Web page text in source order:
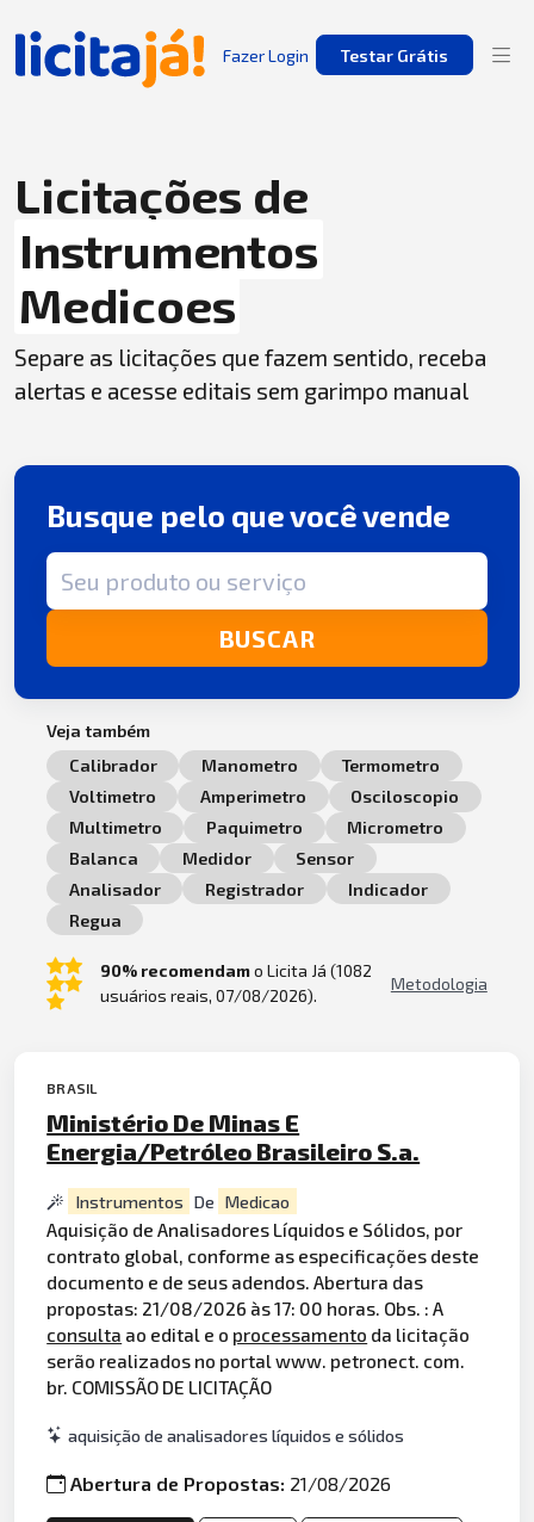
Fazer Login Testar Grátis
Licitações de
Instrumentos
Medicoes
Separe as licitações que fazem sentido, receba
alertas e acesse editais sem garimpo manual
Busque pelo que você vende
Termo de busca
BUSCAR
Veja também
Calibrador
Manometro
Termometro
Voltimetro
Amperimetro
Osciloscopio
Multimetro
Paquimetro
Micrometro
Balanca
Medidor
Sensor
Analisador
Registrador
Indicador
Regua
90% recomendamo Licita Já (1082
usuários reais, 07/08/2026).
Metodologia
BRASIL
Ministério De Minas E
Energia/Petróleo Brasileiro S.a.
Instrumentos De Medicao
Aquisição de Analisadores Líquidos e Sólidos, por
contrato global, conforme as especificações deste
documento e de seus adendos. Abertura das
propostas: 21/08/2026 às 17: 00 horas. Obs. : A
consulta ao edital e o processamento da licitação
serão realizados no portal www. petronect. com.
br. COMISSÃO DE LICITAÇÃO
aquisição de analisadores líquidos e sólidos
Abertura de Propostas: 21/08/2026